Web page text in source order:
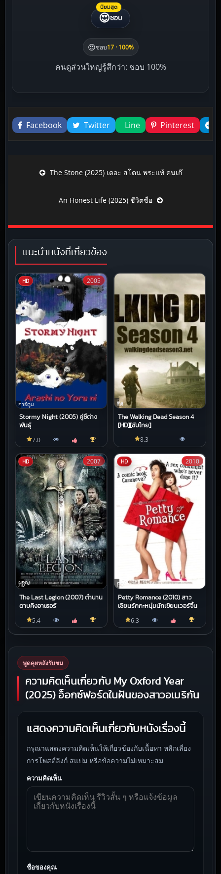
นิยมสุด
😍ชอบ
😍ชอบ17 · 100%
คนดูส่วนใหญ่รู้สึกว่า: ชอบ 100%
Liked this
Facebook
Twitter Line Pinterest
Post navigationThe Stone (2025) เดอะ สโตน พระแท้ คนเก๊
An Honest Life (2025) ชีวิตซื่อ
แนะนำหนังที่เกี่ยวข้อง
HD
การ์ตูน
Stormy Night (2005) คู่ซี้ต่าง
พันธุ์
2005
7.0
ซี
รีส์
The Walking Dead Season 4
[HD][ซับไทย]
8.3
HD
ผจญ
ภัย
The Last Legion (2007) ตำนาน
ดาบคิงอาเธอร์
2007
5.4
HD
หนัง
HD
Petty Romance (2010) สาว
เซียนรักกะหนุ่มนักเขียนเวอร์จิ้น
2010
6.3
พูดคุยหลังรับชม
ความคิดเห็นเกี่ยวกับ My Oxford Year
(2025) อ็อกซ์ฟอร์ดในฝันของสาวอเมริกัน
แสดงความคิดเห็นเกี่ยวกับหนังเรื่องนี้
กรุณาแสดงความคิดเห็นให้เกี่ยวข้องกับเนื้อหา หลีกเลี่ยง
การโพสต์ลิงก์ สแปม หรือข้อความไม่เหมาะสม
ความคิดเห็น
ชื่อของคุณ